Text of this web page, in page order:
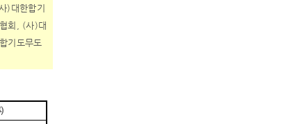
) 대한합기
회 , (사)대
기도무도
)